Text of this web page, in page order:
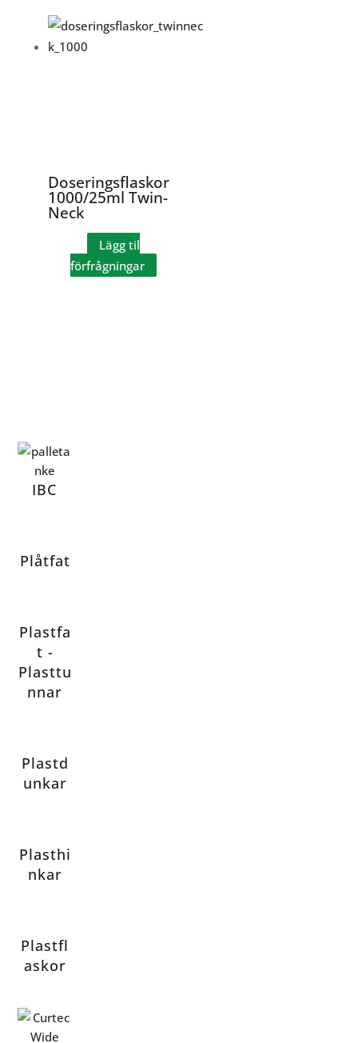
Doseringsflaskor
1000/25ml Twin-
Neck
Lägg til
förfrågningar
IBC
Plåtfat
Plastfa
t -
Plasttu
nnar
Plastd
unkar
Plasthi
nkar
Plastfl
askor